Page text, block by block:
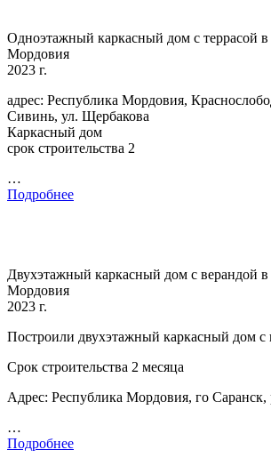
Одноэтажный каркасный дом с террасой
Мордовия
2023 г.
адрес: Республика Мордовия,
Сивинь, ул. Щербакова
Каркасный дом
срок строительства 2
…
Подробнее
Двухэтажный каркасный дом с верандой
Мордовия
2023 г.
Построили двухэтажный каркасный дом с
Срок строительства 2 месяца
Адрес: Республика Мордовия, го Саранск,
…
Подробнее